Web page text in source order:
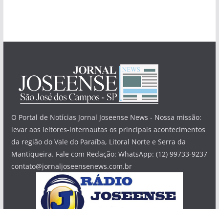
O Portal de Notícias Jornal Joseense News - Nossa missão:
levar aos leitores-internautas os principais acontecimentos
da região do Vale do Paraíba, Litoral Norte e Serra da
Mantiqueira. Fale com Redação: WhatsApp: (12) 99733-9237
contato@jornaljoseensenews.com.br